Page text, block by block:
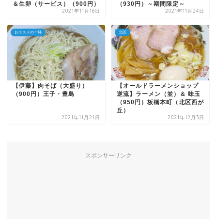
＆生卵（サービス）（900円）
2021年11月16日
（930円）～期間限定～
2021年11月24日
おススメの一杯
【伊藤】肉そば（大盛り）
（900円）王子・豊島
2021年11月21日
北区
【オールドラーメンショップ
逆流】ラーメン（並）＆ 味玉
（950円）板橋本町（北区西が
丘）
2021年12月3日
スポンサーリンク